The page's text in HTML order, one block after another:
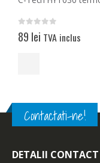
0 out of 5
89 lei TVA inclus
Contactati-ne!
DETALII CONTACT